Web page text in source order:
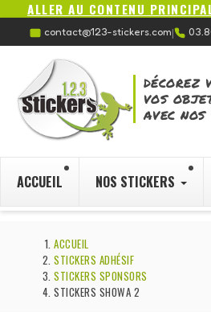
ALLER AU CONTENU
contact@123-stickers.com|
DÉCOREZ
VOS
AVEC
ACCUEIL NOS STICKERS
ACCUEIL
STICKERS ADHÉSIF
STICKERS SPONSORS
STICKERS SHOWA 2